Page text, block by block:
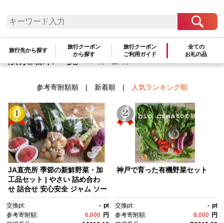
旅行先から探す
旅行クーポン
から探す
旅行クーポン
ご利用ガイド
全ての
お礼の品
セット・詰合せ
検索結果一覧
参考寄附額順| 新着順| 人気ランキング順
JA直売所 季節の新鮮野菜・加
工品セット | やさい 詰め合わ
せ 詰合せ 安心安全 ジャム ソー
節 選定 新鮮 人気 おすすめ 高
評価 お取り寄せ 料理 調理 アレ
交換pt: - pt
参考寄附額:
6,000 円
神戸で育った有機野菜セット
交換pt: - pt
参考寄附額:
8,000 円